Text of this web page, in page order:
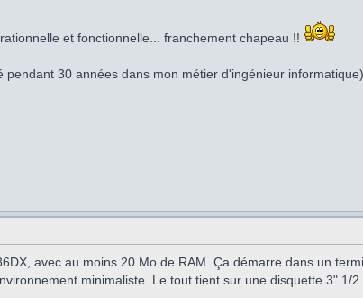
et fonctionnelle... franchement chapeau !!
30 années dans mon métier d'ingénieur
avec au moins 20 Mo de RAM. Ça démarre dans un
minimaliste. Le tout tient sur une disquette 3" 1/2